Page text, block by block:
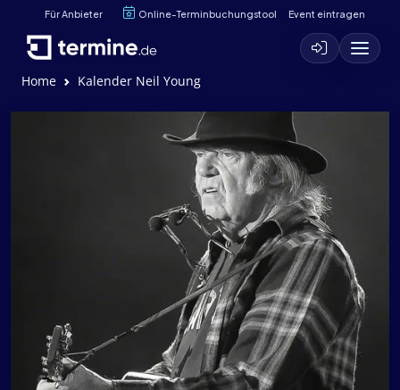
Für Anbieter Online-Terminbuchungstool Event eintragen
Home Kalender Neil Young